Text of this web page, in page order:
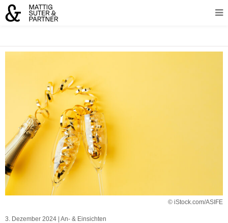
© iStock.com/ASIFE
3. Dezember 2024 | An- & Einsichten